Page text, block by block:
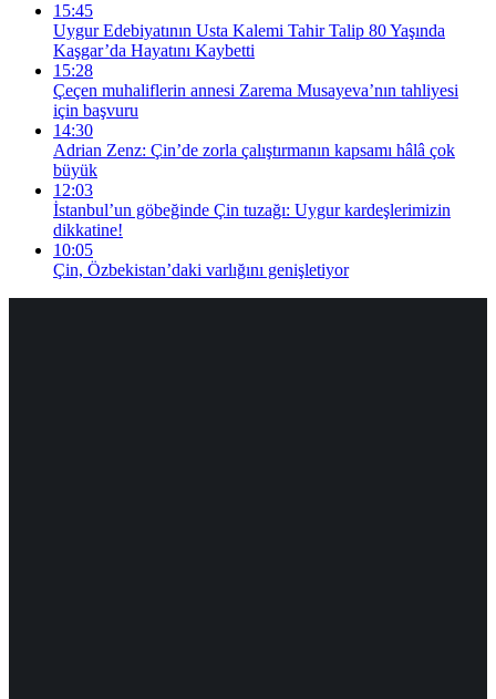
15:45
Uygur Edebiyatının Usta Kalemi Tahir Talip 80 Yaşında
Kaşgar’da Hayatını Kaybetti
15:28
Çeçen muhaliflerin annesi Zarema Musayeva’nın tahliyesi
için başvuru
14:30
Adrian Zenz: Çin’de zorla çalıştırmanın kapsamı hâlâ çok
büyük
12:03
İstanbul’un göbeğinde Çin tuzağı: Uygur kardeşlerimizin
dikkatine!
10:05
Çin, Özbekistan’daki varlığını genişletiyor